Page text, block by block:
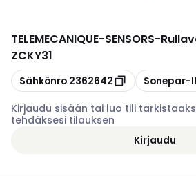
TELEMECANIQUE-SENSORS-
ZCKY31
Kopioi
Sähkönro 2362642 Kopioi
Sonepar-
Kirjaudu sisään tai luo tili
tehdäksesi tilauksen
Kirjaudu